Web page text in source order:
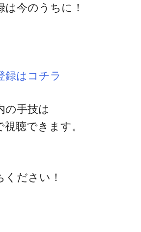
今のうちに！
はコチラ
手技は
聴できます。
ださい！